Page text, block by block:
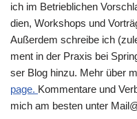
ich im Betrieb­li­chen
di­en, Work­shops und
Außer­dem schrei­be ich
ment in der Pra­xis bei
ser Blog hin­zu. Mehr über
page. Kom­men­ta­re und
mich am besten unter